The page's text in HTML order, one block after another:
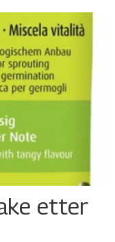
etter